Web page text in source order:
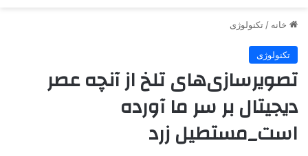
خانه / تکنولوژی
تکنولوژی
تصویرسازی‌های تلخ از آنچه عصر
دیجیتال بر سر ما آورده
است_مستطیل زرد